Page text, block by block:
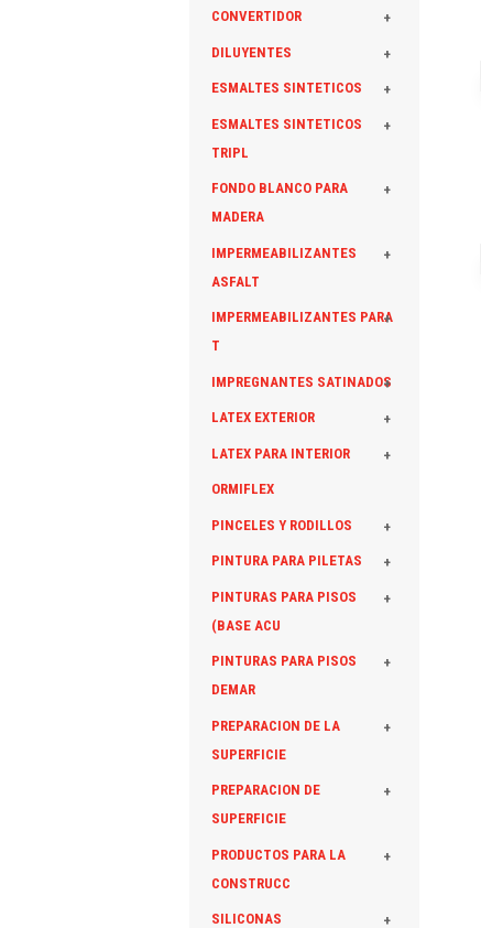
+
CONVERTIDOR
+
DILUYENTES
+
ESMALTES SINTETICOS
+
ESMALTES SINTETICOS
TRIPL
+
FONDO BLANCO PARA
MADERA
+
IMPERMEABILIZANTES
ASFALT
+
IMPERMEABILIZANTES PARA
T
+
IMPREGNANTES SATINADOS
+
LATEX EXTERIOR
+
LATEX PARA INTERIOR
ORMIFLEX
+
PINCELES Y RODILLOS
+
PINTURA PARA PILETAS
+
PINTURAS PARA PISOS
(BASE ACU
+
PINTURAS PARA PISOS
DEMAR
+
PREPARACION DE LA
SUPERFICIE
+
PREPARACION DE
SUPERFICIE
+
PRODUCTOS PARA LA
CONSTRUCC
+
SILICONAS